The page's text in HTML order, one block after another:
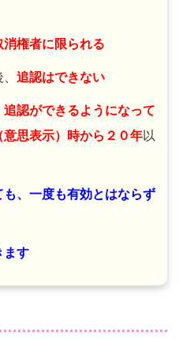
消権者に限られる
追認はできない
追認ができるようになって
意思表示）時から２０年以
も、一度も有効とはならず
ます